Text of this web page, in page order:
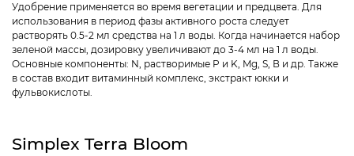
Удобрение применяется во время вегетации и предцвета. Для
использования в период фазы активного роста следует
растворять 0.5-2 мл средства на 1 л воды. Когда начинается набор
зеленой массы, дозировку увеличивают до 3-4 мл на 1 л воды.
Основные компоненты: N, растворимые P и K, Mg, S, В и др. Также
в состав входит витаминный комплекс, экстракт юкки и
фульвокислоты.
Simplex Terra Bloom